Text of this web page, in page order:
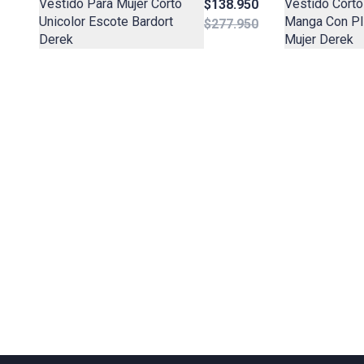
Vestido Para Mujer Corto
Unicolor Escote Bardort
Derek
$138.950
$277.950
Vestido
Manga Con
Mujer Derek